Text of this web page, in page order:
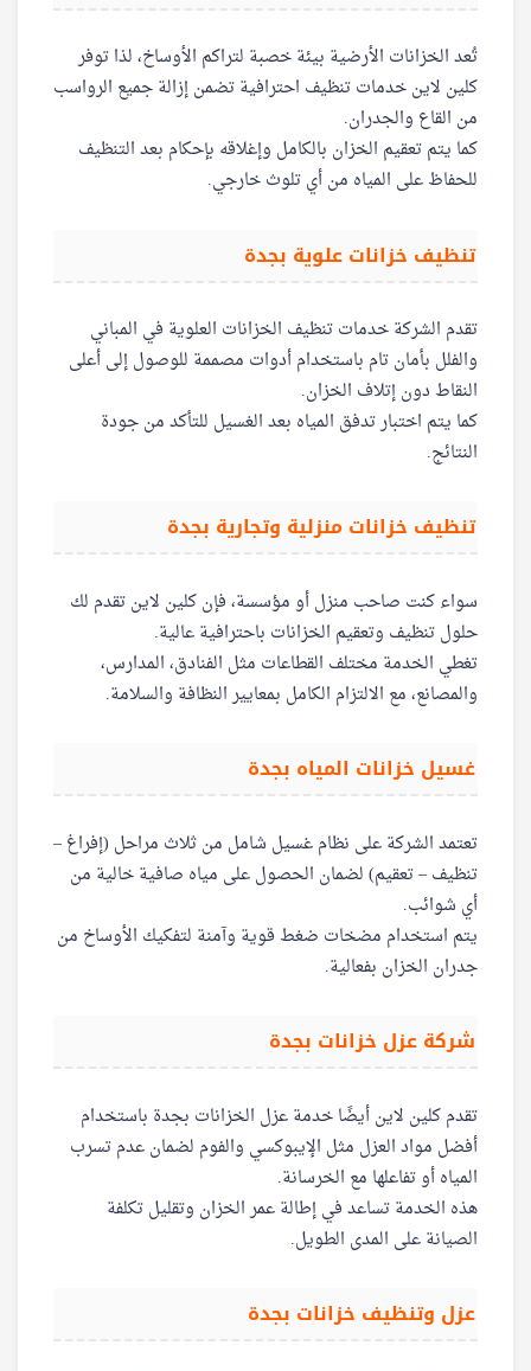
تُعد الخزانات الأرضية بيئة خصبة لتراكم الأوساخ، لذا توفر
كلين لاين خدمات تنظيف احترافية تضمن إزالة جميع الرواسب
من القاع والجدران.
كما يتم تعقيم الخزان بالكامل وإغلاقه بإحكام بعد التنظيف
للحفاظ على المياه من أي تلوث خارجي.
تنظيف خزانات علوية بجدة
تقدم الشركة خدمات تنظيف الخزانات العلوية في المباني
والفلل بأمان تام باستخدام أدوات مصممة للوصول إلى أعلى
النقاط دون إتلاف الخزان.
كما يتم اختبار تدفق المياه بعد الغسيل للتأكد من جودة
النتائج.
تنظيف خزانات منزلية وتجارية بجدة
سواء كنت صاحب منزل أو مؤسسة، فإن كلين لاين تقدم لك
حلول تنظيف وتعقيم الخزانات باحترافية عالية.
تغطي الخدمة مختلف القطاعات مثل الفنادق، المدارس،
والمصانع، مع الالتزام الكامل بمعايير النظافة والسلامة.
غسيل خزانات المياه بجدة
تعتمد الشركة على نظام غسيل شامل من ثلاث مراحل (إفراغ –
تنظيف – تعقيم) لضمان الحصول على مياه صافية خالية من
أي شوائب.
يتم استخدام مضخات ضغط قوية وآمنة لتفكيك الأوساخ من
جدران الخزان بفعالية.
شركة عزل خزانات بجدة
تقدم كلين لاين أيضًا خدمة عزل الخزانات بجدة باستخدام
أفضل مواد العزل مثل الإيبوكسي والفوم لضمان عدم تسرب
المياه أو تفاعلها مع الخرسانة.
هذه الخدمة تساعد في إطالة عمر الخزان وتقليل تكلفة
الصيانة على المدى الطويل.
عزل وتنظيف خزانات بجدة